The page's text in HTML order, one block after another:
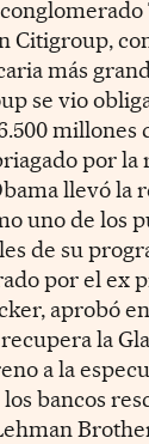
Citigroup,
más
se vio
millones
por la
llevó la
uno de los
de su
por el ex
aprobó
la
a la
bancos